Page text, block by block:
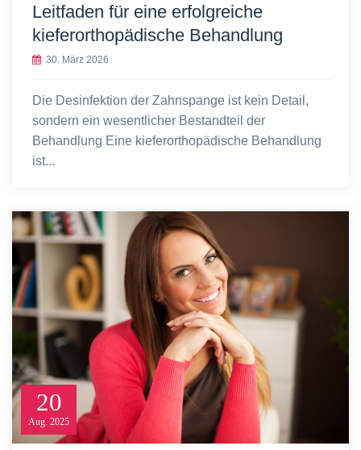
Leitfaden für eine erfolgreiche
kieferorthopädische Behandlung
30. März 2026
Die Desinfektion der Zahnspange ist kein Detail,
sondern ein wesentlicher Bestandteil der
Behandlung Eine kieferorthopädische Behandlung
ist...
20
Aug. 2025